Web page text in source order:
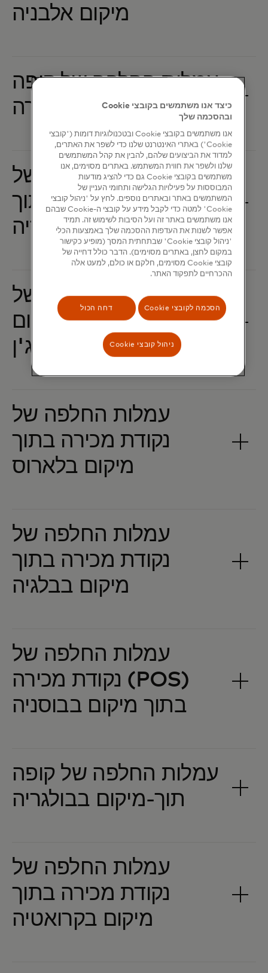
עמלות החלפה של קופה
תוך-מיקום באנדורה‎‎
עמלות החלפה של
נקודת מכירה בתוך
מיקום באוסטריה‎‎
עמלות החלפה של
נקודת מכירה תוך-מיקום
עמלות החלפה של
נקודת מכירה בתוך
עמלות החלפה של
נקודת מכירה בתוך
עמלות החלפה של
נקודת מכירה (POS)
עמלות החלפה של קופה
עמלות החלפה של
נקודת מכירה בתוך
כיצד אנו משתמשים בקובצי Cookie
ובהסכמה שלך
אנו משתמשים בקובצי Cookie ובטכנולוגיות דומות ('קובצי
Cookie') באתרי האינטרנט שלנו כדי לשפר את האתרים,
למדוד את הביצועים שלהם, להבין את קהל המשתמשים
שלנו ולשפר את חווית המשתמש. באתרים מסוימים, אנו
משתמשים בקובצי Cookie גם כדי להציג מודעות
המבוססות על פעילויות הגלישה ותחומי העניין של
המשתמשים באתר ובאתרים נוספים. לחץ על 'ניהול קובצי
Cookie' למטה כדי לקבל מידע על קובצי ה-Cookie שבהם
אנו משתמשים באתר זה ועל הסיבות לשימוש זה. תמיד
אפשר לשנות את העדפות ההסכמה שלך באמצעות הכלי
'ניהול קובצי Cookie' שבתחתית המסך (מופיע כקישור
במקום לחצן, באתרים מסוימים). הדבר כולל דחייה של
קובצי Cookie מסוימים, חלקם או כולם, למעט אלה
ההכרחיים לתפקוד האתר.
הסכמה לקובצי Cookie דחה הכול
ניהול קובצי Cookie